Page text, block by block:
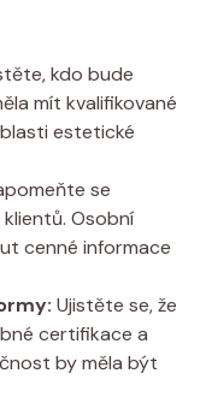
kdo bude
mít kvalifikované
estetické
se
Osobní
cenné informace
Ujistěte se, že
certifikace a
by měla být